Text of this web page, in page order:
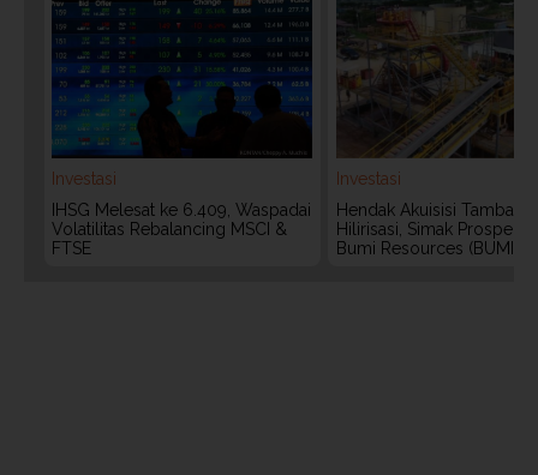
Investasi
IHSG Melesat ke 6.409, Waspadai
Volatilitas Rebalancing MSCI &
FTSE
Investasi
Hendak Akuisisi
Hilirisasi, Simak Prospek
Bumi Resources (BUMI)